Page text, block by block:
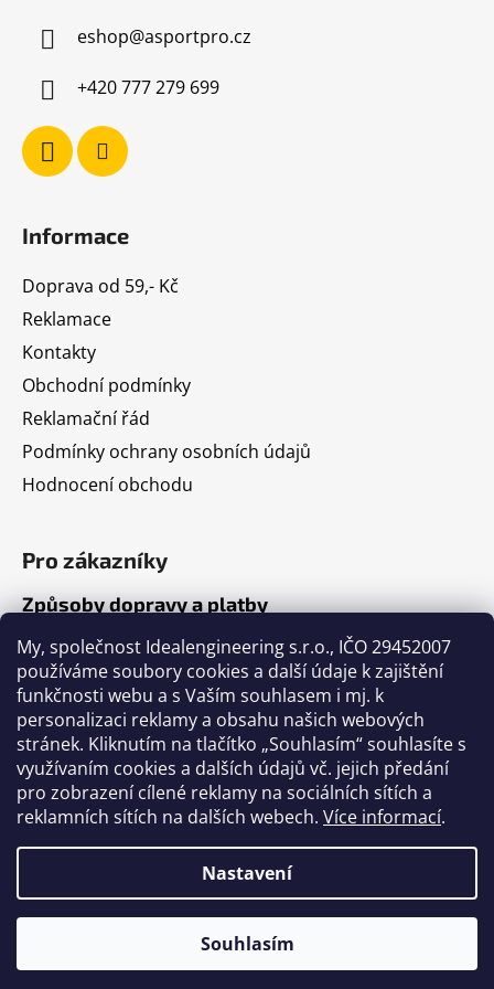
My, společnost Idealengineering s.r.o., IČO 29452007
používáme soubory cookies a další údaje k zajištění
funkčnosti webu a s Vaším souhlasem i mj. k
personalizaci reklamy a obsahu našich webových
stránek. Kliknutím na tlačítko „Souhlasím“ souhlasíte s
využívaním cookies a dalších údajů vč. jejich předání
pro zobrazení cílené reklamy na sociálních sítích a
reklamních sítích na dalších webech. Více informací.
Nastavení
Souhlasím
eshop@asportpro.cz
+420 777 279 699
Informace
Doprava od 59,- Kč
Reklamace
Kontakty
Obchodní podmínky
Reklamační řád
Podmínky ochrany osobních údajů
Hodnocení obchodu
Pro zákazníky
Způsoby dopravy a platby
Jak nakupovat
Články
Výběr volejbalového míče
Výběr fotbalového míče
Tabulka velikostí míčů
Vytvořil Shoptet
ASPORTPRO
vyhrazena.